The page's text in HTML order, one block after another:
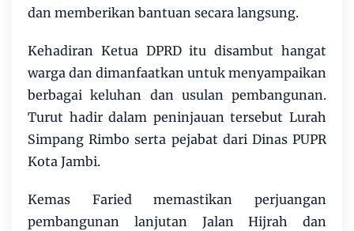
dan memberikan bantuan secara langsung.
Kehadiran Ketua DPRD itu disambut hangat
warga dan dimanfaatkan untuk menyampaikan
berbagai keluhan dan usulan pembangunan.
Turut hadir dalam peninjauan tersebut Lurah
Simpang Rimbo serta pejabat dari Dinas PUPR
Kota Jambi.
Kemas Faried memastikan perjuangan
pembangunan lanjutan Jalan Hijrah dan